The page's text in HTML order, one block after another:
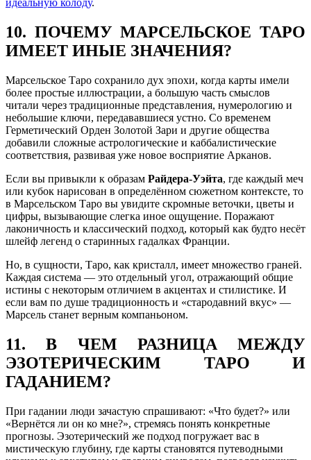
идеальную колоду.
10. ПОЧЕМУ МАРСЕЛЬСКОЕ ТАРО
ИМЕЕТ ИНЫЕ ЗНАЧЕНИЯ?
Марсельское Таро сохранило дух эпохи, когда карты имели
более простые иллюстрации, а большую часть смыслов
читали через традиционные представления, нумерологию и
небольшие ключи, передававшиеся устно. Со временем
Герметический Орден Золотой Зари и другие общества
добавили сложные астрологические и каббалистические
соответствия, развивая уже новое восприятие Арканов.
Если вы привыкли к образам Райдера-Уэйта, где каждый меч
или кубок нарисован в определённом сюжетном контексте, то
в Марсельском Таро вы увидите скромные веточки, цветы и
цифры, вызывающие слегка иное ощущение. Поражают
лаконичность и классический подход, который как будто несёт
шлейф легенд о старинных гадалках Франции.
Но, в сущности, Таро, как кристалл, имеет множество граней.
Каждая система — это отдельный угол, отражающий общие
истины с некоторым отличием в акцентах и стилистике. И
если вам по душе традиционность и «стародавний вкус» —
Марсель станет верным компаньоном.
11. В ЧЕМ РАЗНИЦА МЕЖДУ
ЭЗОТЕРИЧЕСКИМ ТАРО И
ГАДАНИЕМ?
При гадании люди зачастую спрашивают: «Что будет?» или
«Вернётся ли он ко мне?», стремясь понять конкретные
прогнозы. Эзотерический же подход погружает вас в
мистическую глубину, где карты становятся путеводными